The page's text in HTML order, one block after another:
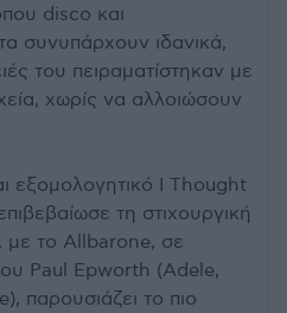
disco και
συνυπάρχουν ιδανικά,
του πειραματίστηκαν με
χωρίς να αλλοιώσουν
εξομολογητικό I Thought
τη στιχουργική
με το Allbarone, σε
Paul Epworth (Adele,
παρουσιάζει το πιο